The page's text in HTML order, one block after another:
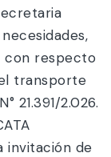
con respecto
transporte
21.391/2.026.
invitación de